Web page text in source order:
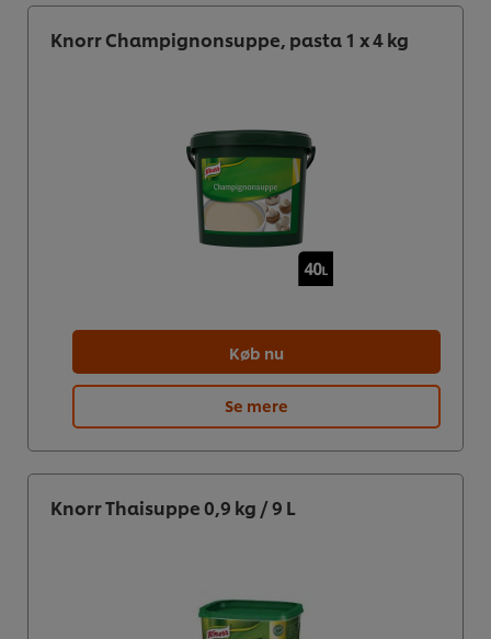
Knorr Champignonsuppe, pasta 1 x 4 kg
Køb nu
Se mere
Knorr Thaisuppe 0,9 kg / 9 L